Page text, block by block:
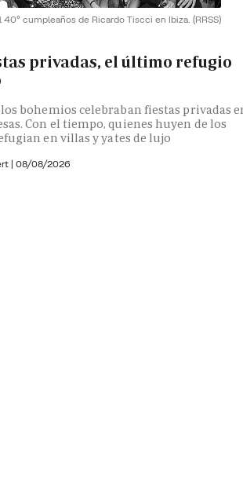
40º cumpleaños de Ricardo Tiscci en Ibiza. (RRSS)
privadas, el último refugio
bohemios celebraban fiestas privadas
Con el tiempo, quienes huyen de los
en villas y yates de lujo
| 08/08/2026